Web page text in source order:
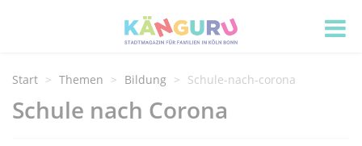
Start Themen Bildung Schule-nach-corona
Schule nach Corona